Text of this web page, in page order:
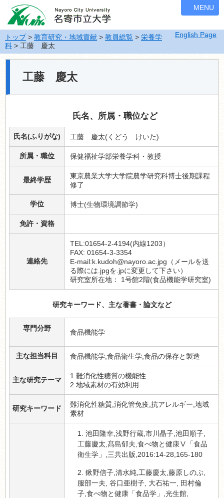
ナ
ビ
ゲ
ー
シ
ョ
English Page
MENU
トップ> 教育研究・地域貢献 > 教員総覧 > 栄養学
科 > 工藤 慶太
工藤 慶太
氏名、所属・職位など
氏名(ふりがな) 工藤 慶太(くどう けいた)
所属・職位 保健福祉学部栄養学科・教授
最終学歴
東京農業大学大学院農学研究科博士後期課程
修了
学位 博士(生物環境調節学)
免許・資格
連絡先
TEL:01654-2-4194(内線1203）
FAX: 01654-3-3354
E-mail:k.kudoh@nayoro.ac.jpg（メールを送
る際には.jpgを.jpに変更して下さい）
研究室所在地： 1号館2階(食品機能学研究室)
研究キーワード、主な著書・論文など
専門分野 食品機能学
主な担当科目 食品機能学,食品衛生学,食品の保存と製造
主な研究テーマ
1.難消化性糖質の機能性
2.地域素材の有効利用
研究キーワード
難消化性糖質,消化管免疫,抗アレルギー,地域
素材
1. 池田隆幸,浅野行蔵,市川晶子,池田順子,
工藤慶太,髙島郁夫,食べ物と健康Ⅴ「食品
衛生学」,三共出版,2016:14-28,165-180
2. 鍬野信子,清水純,工藤慶太,藤原しのぶ,
服部一夫, 谷口亜樹子, 大石祐一, 田村倫
子,食べ物と健康「食品学」,光生館,